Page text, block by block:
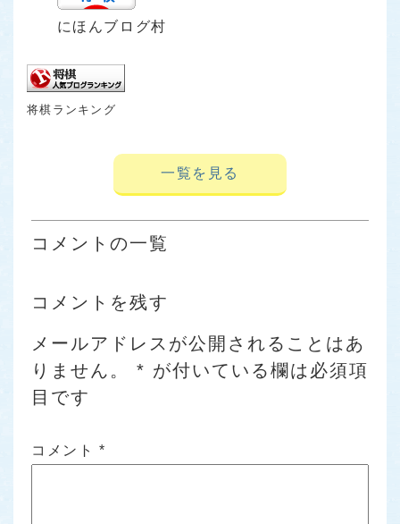
にほんブログ村
将棋ランキング
一覧を見る
コメントの一覧
コメントを残す
メールアドレスが公開されることはあ
りません。
* が付いている欄は必須項
目です
コメント *